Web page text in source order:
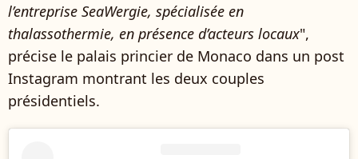
l’entreprise SeaWergie, spécialisée en
thalassothermie, en présence d’acteurs locaux",
précise le palais princier de Monaco dans un post
Instagram montrant les deux couples
présidentiels.